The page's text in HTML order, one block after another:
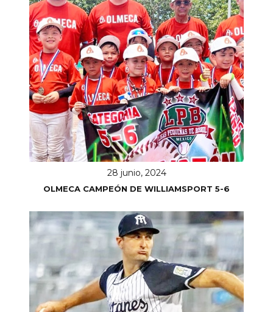
28 junio, 2024
OLMECA CAMPEÓN DE WILLIAMSPORT 5-6